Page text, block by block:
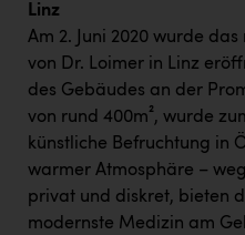
Linz
Am 2. Juni 2020 wurde
von Dr. Loimer in Linz
des Gebäudes an der
von rund 400m², wurde
künstliche Befruchtung in
warmer Atmosphäre –
privat und diskret, bieten
modernste Medizin am